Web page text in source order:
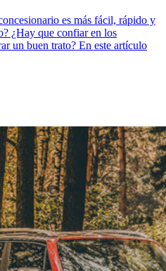
es más fácil, rápido y
¿Hay que confiar en los
un buen trato? En este artículo